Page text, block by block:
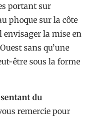
portant sur
phoque sur la côte
la mise en
sans qu’une
être sous la forme
du
remercie pour